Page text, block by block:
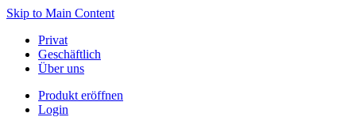
Skip to Main Content
Privat
Geschäftlich
Über uns
Produkt eröffnen
Login